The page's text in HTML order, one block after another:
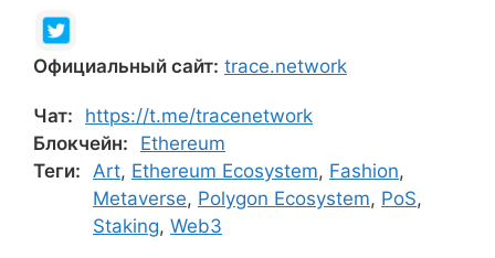
Официальный сайт: trace.network
Чат:
https://t.me/tracenetwork
Блокчейн:
Ethereum
Теги: Art, Ethereum Ecosystem, Fashion,
Metaverse, Polygon Ecosystem, PoS,
Staking, Web3